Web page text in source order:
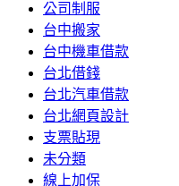
公司制服
台中搬家
台中機車借款
台北借錢
台北汽車借款
台北網頁設計
支票貼現
未分類
線上加保